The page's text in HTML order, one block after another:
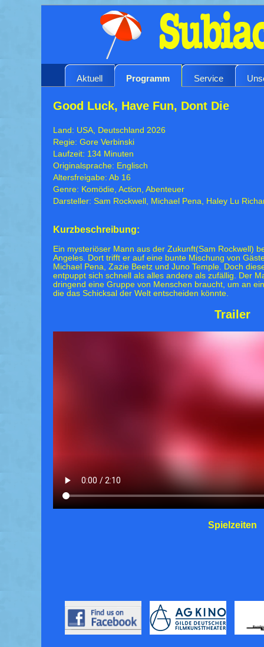
Aktuell Programm Service
Good Luck, Have Fun, Dont Die
Land: USA, Deutschland 2026
Regie: Gore Verbinski
Laufzeit: 134 Minuten
Originalsprache: Englisch
Altersfreigabe: Ab 16
Genre: Komödie, Action, Abenteuer
Darsteller: Sam Rockwell, Michael Pena, Haley Lu
Kurzbeschreibung:
Ein mysteriöser Mann aus der Zukunft(Sam Rockwell)
Angeles. Dort trifft er auf eine bunte Mischung von
Michael Pena, Zazie Beetz und Juno Temple. Doch
entpuppt sich schnell als alles andere als zufällig. Der
dringend eine Gruppe von Menschen braucht, um an
die das Schicksal der Welt entscheiden könnte.
Trailer
Spielzeiten